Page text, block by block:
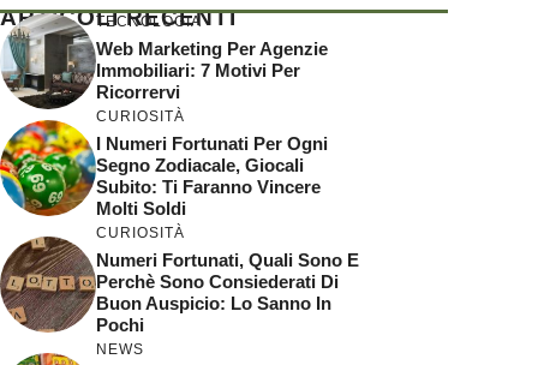
ARTICOLI RECENTI
TECNOLOGIA
Web Marketing Per Agenzie
Immobiliari: 7 Motivi Per
Ricorrervi
CURIOSITÀ
I Numeri Fortunati Per Ogni
Segno Zodiacale, Giocali
Subito: Ti Faranno Vincere
Molti Soldi
CURIOSITÀ
Numeri Fortunati, Quali Sono E
Perchè Sono Consiederati Di
Buon Auspicio: Lo Sanno In
Pochi
NEWS